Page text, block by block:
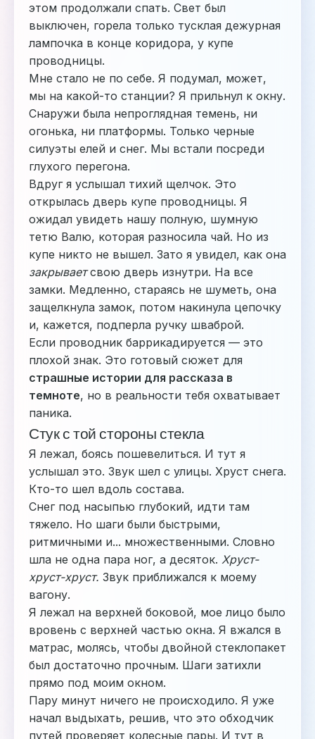
этом продолжали спать. Свет был
выключен, горела только тусклая дежурная
лампочка в конце коридора, у купе
проводницы.
Мне стало не по себе. Я подумал, может,
мы на какой-то станции? Я прильнул к окну.
Снаружи была непроглядная темень, ни
огонька, ни платформы. Только черные
силуэты елей и снег. Мы встали посреди
глухого перегона.
Вдруг я услышал тихий щелчок. Это
открылась дверь купе проводницы. Я
ожидал увидеть нашу полную, шумную
тетю Валю, которая разносила чай. Но из
купе никто не вышел. Зато я увидел, как она
закрываетсвою дверь изнутри. На все
замки. Медленно, стараясь не шуметь, она
защелкнула замок, потом накинула цепочку
и, кажется, подперла ручку шваброй.
Если проводник баррикадируется — это
плохой знак. Это готовый сюжет для
страшные истории для рассказа в
темноте, но в реальности тебя охватывает
паника.
Стук с той стороны стекла
Я лежал, боясь пошевелиться. И тут я
услышал это. Звук шел с улицы. Хруст снега.
Кто-то шел вдоль состава.
Снег под насыпью глубокий, идти там
тяжело. Но шаги были быстрыми,
ритмичными и... множественными. Словно
шла не одна пара ног, а десяток. Хруст-
хруст-хруст. Звук приближался к моему
вагону.
Я лежал на верхней боковой, мое лицо было
вровень с верхней частью окна. Я вжался в
матрас, молясь, чтобы двойной стеклопакет
был достаточно прочным. Шаги затихли
прямо под моим окном.
Пару минут ничего не происходило. Я уже
начал выдыхать, решив, что это обходчик
путей проверяет колесные пары. И тут в